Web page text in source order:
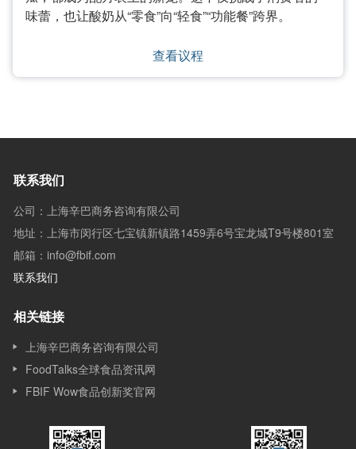
味蕾，也让酸奶从“零食”向“轻食”“功能餐”跨界。
查看议程
联系我们
公司：上海辛巴商务咨询有限公司
地址：上海市闵行区七宝镇新镇路1459弄6号宝龙城T9号楼801室
邮箱：info@fbif.com
联系我们
相关链接
上海辛巴商务咨询有限公司
FoodTalks全球食品资讯网
FBIF Wow食品创新奖官网